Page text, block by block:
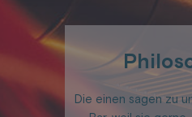
Die einen sagen zu